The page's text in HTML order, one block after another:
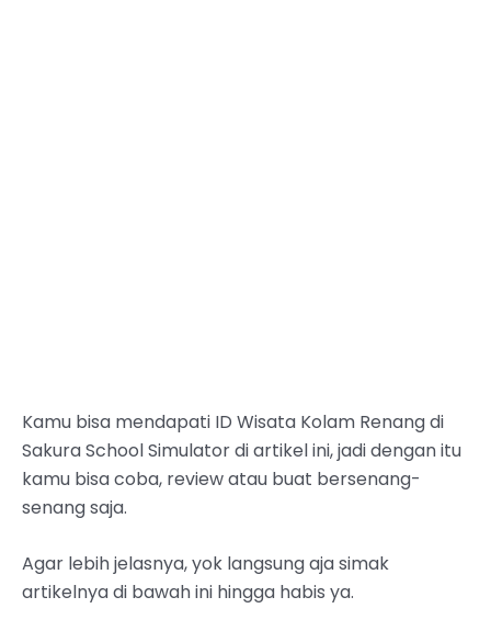
Kamu bisa mendapati ID Wisata Kolam Renang di
Sakura School Simulator di artikel ini, jadi dengan itu
kamu bisa coba, review atau buat bersenang-
senang saja.
Agar lebih jelasnya, yok langsung aja simak
artikelnya di bawah ini hingga habis ya.